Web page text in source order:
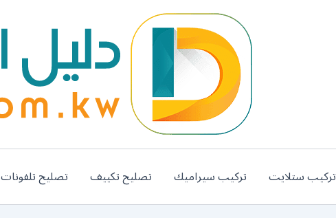
تركيب ستلايت تركيب سيراميك تصليح تكييف تصليح تلفونات